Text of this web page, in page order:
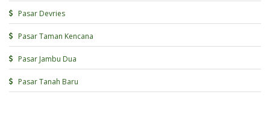
Pasar Devries
Pasar Taman Kencana
Pasar Jambu Dua
Pasar Tanah Baru